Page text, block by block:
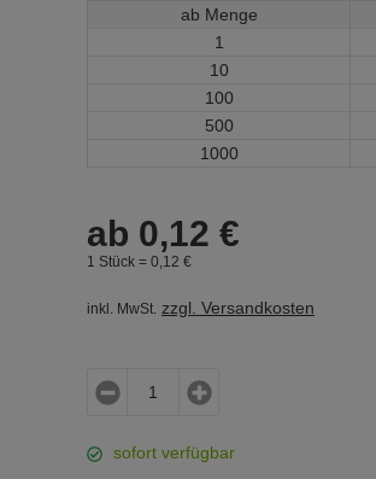
ab Menge
1
10
100
500
1000
ab 0,12 €
1 Stück = 0, 12 €
inkl. MwSt. zzgl. Versandkosten
sofort verfügbar